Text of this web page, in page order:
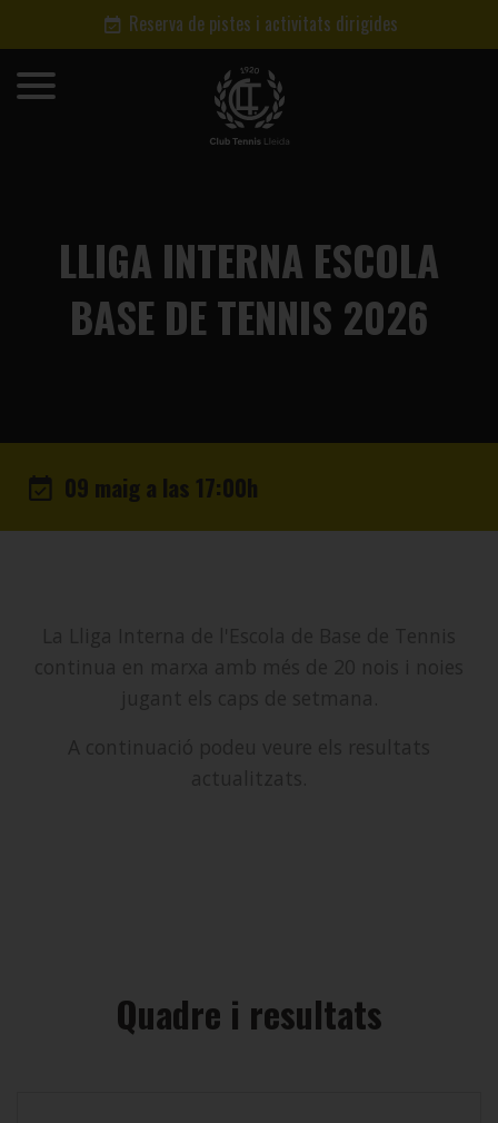
Reserva de pistes i activitats dirigides
LLIGA INTERNA ESCOLA
BASE DE TENNIS 2026
09 maig a las 17:00h
Quadre i resultats